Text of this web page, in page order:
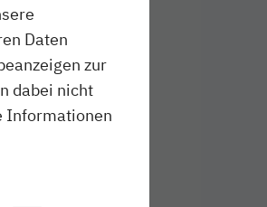
der
die
–
Daten
zur
dabei nicht
Informationen